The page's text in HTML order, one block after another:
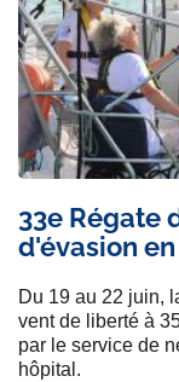
33e Régate
d'évasion
Du 19 au 22 juin,
vent de liberté à
par le service de
hôpital.